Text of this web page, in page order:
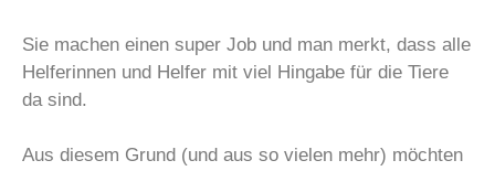
Sie machen einen super Job und man merkt, dass alle
Helferinnen und Helfer mit viel Hingabe für die Tiere
da sind.
Aus diesem Grund (und aus so vielen mehr) möchten